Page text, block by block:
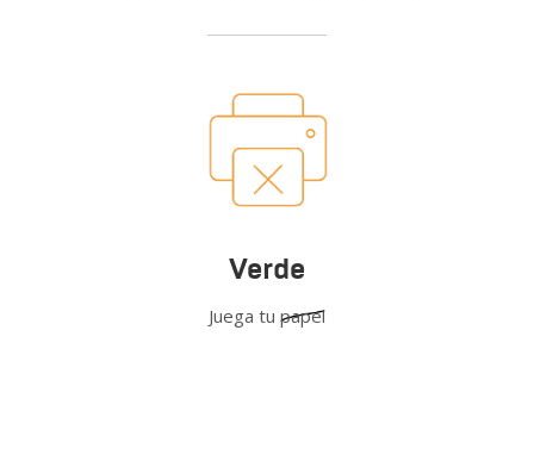
Verde
Juega tu papel